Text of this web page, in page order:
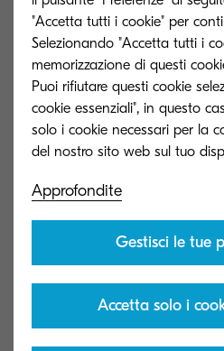
I dispositivi Kyocera
in diversi ambiti; scopri di
ottenute scaricando il
117 KB | PDF
"Accetta tutti i cookie" per
Selezionando "Accetta tutti i
memorizzazione di questi
Puoi rifiutare questi cookie
cookie essenziali", in questo
solo i cookie necessari per la
Approfondite
Gestisci le tue
Accetta solo i